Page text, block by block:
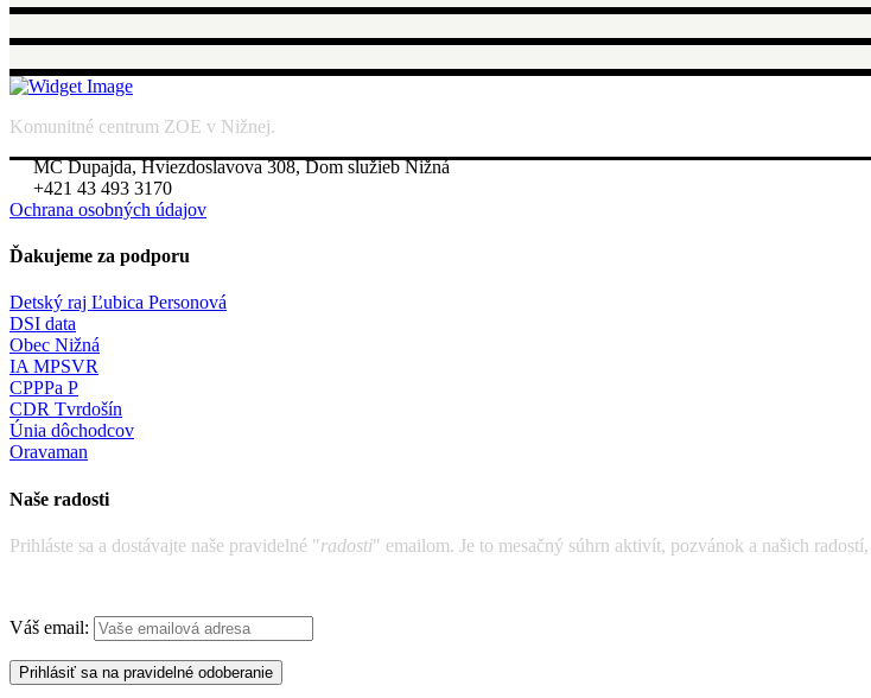
Komunitné centrum ZOE v Nižnej.
MC Dupajda, Hviezdoslavova 308, Dom služieb Nižná
+421 43 493 3170
Ochrana osobných údajov
Ďakujeme za podporu
Detský raj Ľubica Personová
DSI data
Obec Nižná
IA MPSVR
CPPPa P
CDR Tvrdošín
Únia dôchodcov
Oravaman
Naše radosti
Prihláste sa a dostávajte naše pravidelné "radosti" emailom. Je to mesačný súhrn aktivít, pozvánok a našich
Váš email: